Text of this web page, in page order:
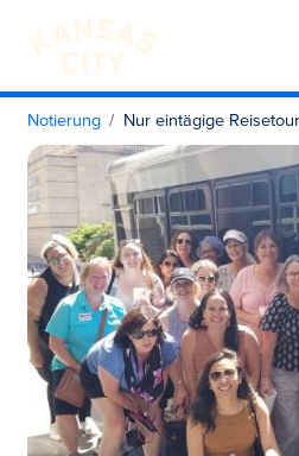
Besuchen Sie KC
Zum Inhalt springen
Notierung Nur eintägige